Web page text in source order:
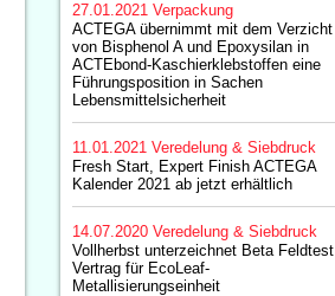
27.01.2021 Verpackung
ACTEGA übernimmt mit dem Verzicht
von Bisphenol A und Epoxysilan in
ACTEbond-Kaschierklebstoffen eine
Führungsposition in Sachen
Lebensmittelsicherheit
11.01.2021 Veredelung & Siebdruck
Fresh Start, Expert Finish ACTEGA
Kalender 2021 ab jetzt erhältlich
14.07.2020 Veredelung & Siebdruck
Vollherbst unterzeichnet Beta Feldtest
Vertrag für EcoLeaf-
Metallisierungseinheit